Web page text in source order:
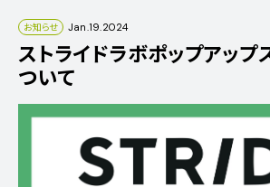
お知らせ Jan.19.2024
ストライドラボポップアップ
ついて
HOME
HOME
ABO
ABOUT
BUSINESS
E COMMERCE & NFT